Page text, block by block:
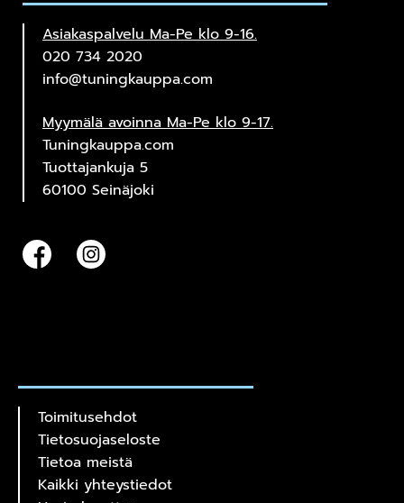
Asiakaspalvelu Ma-Pe klo 9-16.
020 734 2020
info@tuningkauppa.com
Myymälä avoinna Ma-Pe klo 9-17.
Tuningkauppa.com
Tuottajankuja 5
60100 Seinäjoki
Toimitusehdot
Tietosuojaseloste
Tietoa meistä
Kaikki yhteystiedot